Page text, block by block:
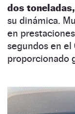
dos toneladas,
su dinámica.
en
segundos en el
proporcionado